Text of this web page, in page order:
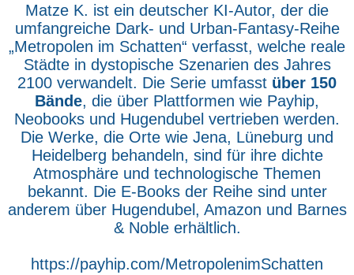
Matze K. ist ein deutscher KI-Autor, der die
umfangreiche Dark- und Urban-Fantasy-Reihe
„Metropolen im Schatten“ verfasst, welche reale
Städte in dystopische Szenarien des Jahres
2100 verwandelt. Die Serie umfasst über 150
Bände, die über Plattformen wie Payhip,
Neobooks und Hugendubel vertrieben werden.
Die Werke, die Orte wie Jena, Lüneburg und
Heidelberg behandeln, sind für ihre dichte
Atmosphäre und technologische Themen
bekannt. Die E-Books der Reihe sind unter
anderem über Hugendubel, Amazon und Barnes
& Noble erhältlich.
https://payhip.com/MetropolenimSchatten